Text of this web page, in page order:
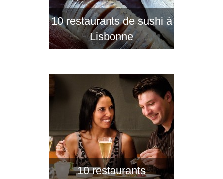
10 restaurants de sushi à
Lisbonne
10 restaurants